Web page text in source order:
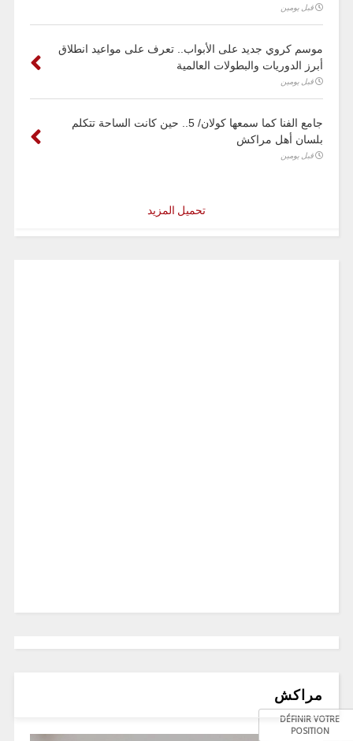
قبل يومين
موسم كروي جديد على الأبواب.. تعرف على مواعيد انطلاق
أبرز الدوريات والبطولات العالمية
قبل يومين
جامع الفنا كما سمعها كولان/ 5.. حين كانت الساحة تتكلم
بلسان أهل مراكش
قبل يومين
تحميل المزيد
مراكش
DÉFINIR VOTRE
POSITION